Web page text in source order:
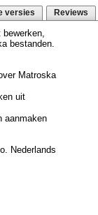
versies Reviews
bestanden.
Matroska
uit
aanmaken
Nederlands